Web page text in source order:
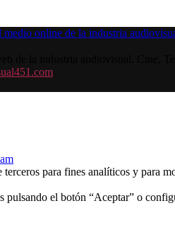
para fines analíticos y para
pulsando el botón “Aceptar” o